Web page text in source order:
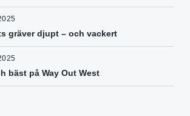
gräver djupt – och vackert
bäst på Way Out West